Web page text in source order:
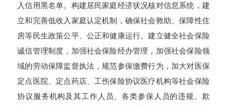
入信用黑名单。构建居民家庭经济状况核对信息系统，建
立和完善低收入家庭认定机制，确保社会救助、保障性住
房等民生政策公平、公正和健康运行。建立健全社会保险
诚信管理制度，加强社会保险经办管理，加强社会保险领
域的劳动保障监督执法，规范参保缴费行为，加大对医保
定点医院、定点药店、工伤保险协议医疗机构等社会保险
协议服务机构及其工作人员、各类参保人员的违规、欺